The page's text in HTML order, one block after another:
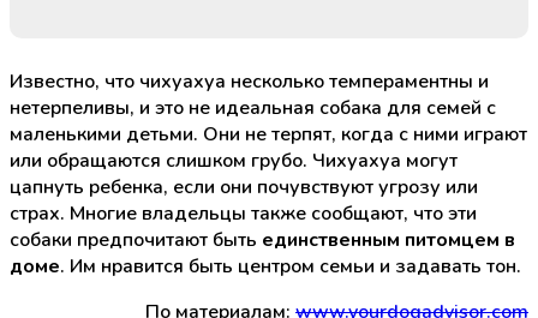
Известно, что чихуахуа несколько темпераментны и
нетерпеливы, и это не идеальная собака для семей с
маленькими детьми. Они не терпят, когда с ними играют
или обращаются слишком грубо. Чихуахуа могут
цапнуть ребенка, если они почувствуют угрозу или
страх. Многие владельцы также сообщают, что эти
собаки предпочитают быть единственным питомцем в
доме. Им нравится быть центром семьи и задавать тон.
По материалам: www.yourdogadvisor.com